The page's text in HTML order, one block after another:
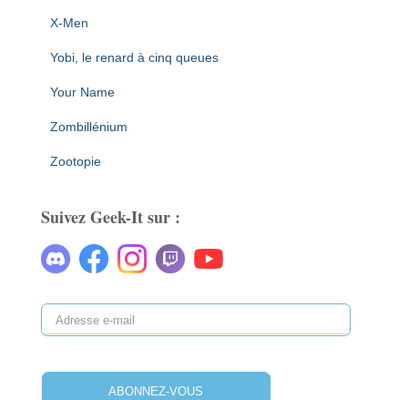
X-Men
Yobi, le renard à cinq queues
Your Name
Zombillénium
Zootopie
Suivez Geek-It sur :
ABONNEZ-VOUS